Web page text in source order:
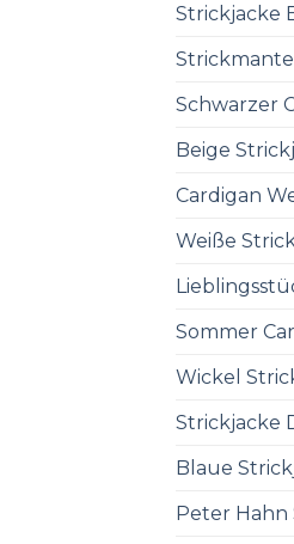
Strickjacke
Schwarzer
Beige
Cardigan
Weiße
Sommer
Wickel
Strickjacke
Blaue
Peter Hahn